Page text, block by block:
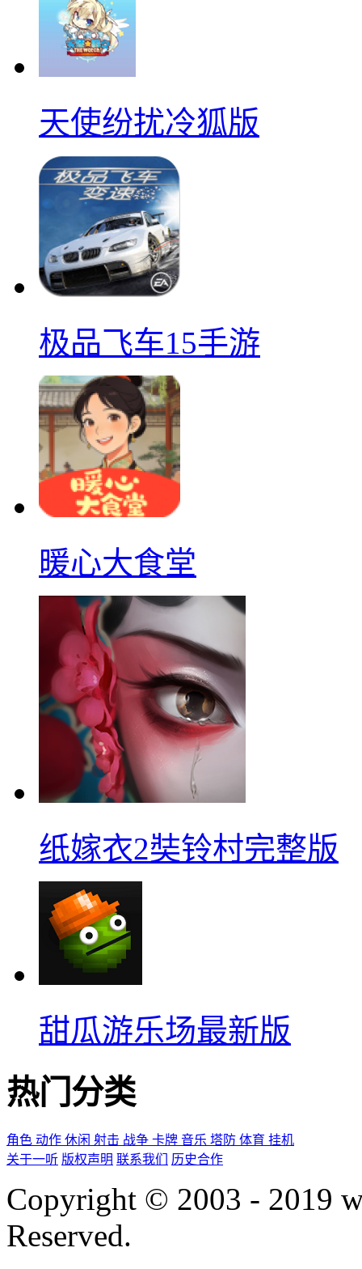
天使纷扰冷狐版
极品飞车15手游
暖心大食堂
纸嫁衣2奘铃村完整版
甜瓜游乐场最新版
热门分类
角色 动作 休闲 射击 战争 卡牌 音乐 塔防 体育 挂机
关于一听 版权声明 联系我们 历史合作
Copyright © 2003 - 2019
Reserved.